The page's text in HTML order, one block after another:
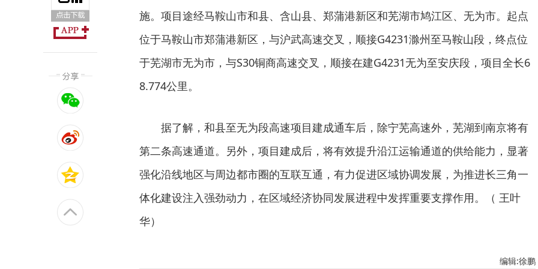
施。项目途经马鞍山市和县、含山县、郑蒲港新区和芜湖市鸠江区、无为市。起点
位于马鞍山市郑蒲港新区，与沪武高速交叉，顺接G4231滁州至马鞍山段，终点位
于芜湖市无为市，与S30铜商高速交叉，顺接在建G4231无为至安庆段，项目全长6
8.774公里。
据了解，和县至无为段高速项目建成通车后，除宁芜高速外，芜湖到南京将有
第二条高速通道。另外，项目建成后，将有效提升沿江运输通道的供给能力，显著
强化沿线地区与周边都市圈的互联互通，有力促进区域协调发展，为推进长三角一
体化建设注入强劲动力，在区域经济协同发展进程中发挥重要支撑作用。（ 王叶
华）
编辑:徐鹏